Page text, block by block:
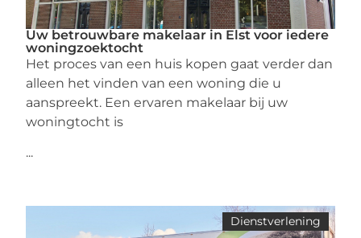
Uw betrouwbare makelaar in Elst voor iedere
woningzoektocht
Het proces van een huis kopen gaat verder dan
alleen het vinden van een woning die u
aanspreekt. Een ervaren makelaar bij uw
woningtocht is
...
Dienstverlening